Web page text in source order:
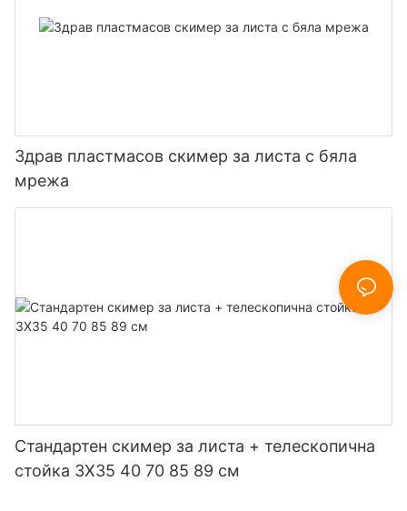
Здрав пластмасов скимер за листа с бяла
мрежа
Стандартен скимер за листа + телескопична
стойка 3X35 40 70 85 89 см